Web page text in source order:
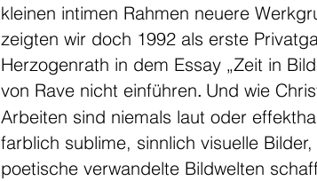
kleinen intimen Rahmen neuere
zeigten wir doch 1992 als erste
Herzogenrath in dem Essay „Zeit in
von Rave nicht einführen. Und wie
Arbeiten sind niemals laut oder
farblich sublime, sinnlich visuelle
poetische verwandelte Bildwelten